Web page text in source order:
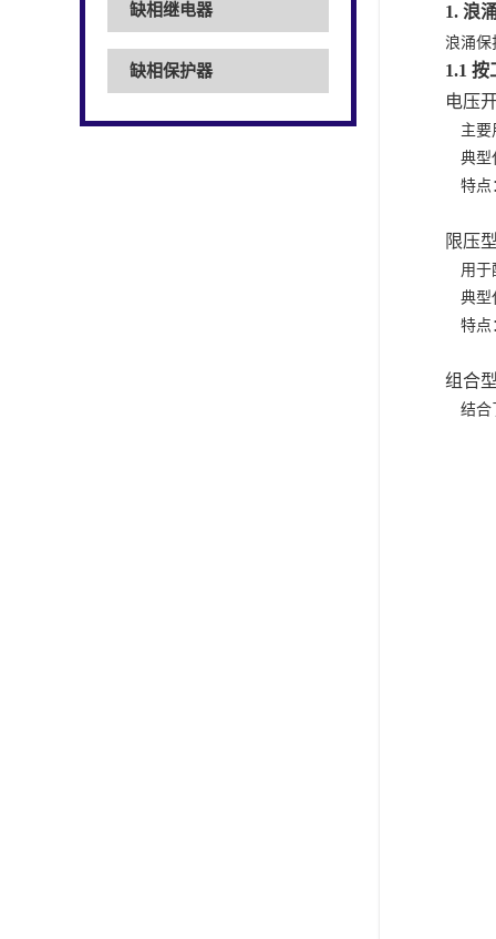
缺相继电器
缺相保护器
1. 浪
浪涌保
1.1 按
电压
主要
典型
特点
限压
用于
典型
特点
组合
结合